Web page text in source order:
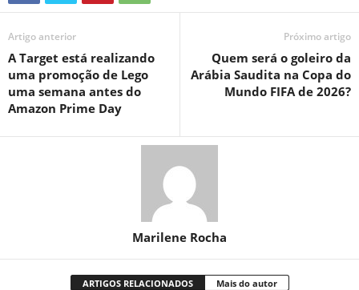
Artigo anterior
A Target está realizando
uma promoção de Lego
uma semana antes do
Amazon Prime Day
Próximo artigo
Quem será o goleiro da
Arábia Saudita na Copa do
Mundo FIFA de 2026?
Marilene Rocha
ARTIGOS RELACIONADOS Mais do autor